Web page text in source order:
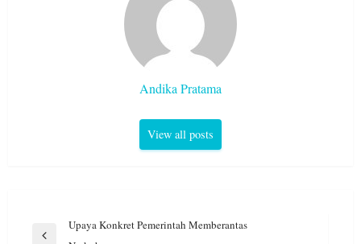
Andika Pratama
View all posts
NavigasiUpaya Konkret Pemerintah Memberantas